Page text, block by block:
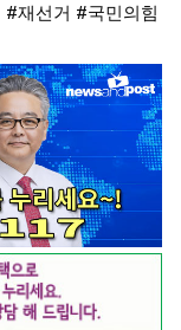
#재선거 #국민의힘